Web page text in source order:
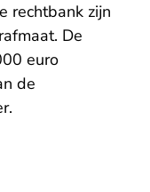
rechtbank zijn
De
euro
de